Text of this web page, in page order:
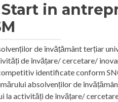
Start in
de învățământ terțiar
de învățare/ cercetare/
identificate conform
absolvenților de
la activități de învățare/